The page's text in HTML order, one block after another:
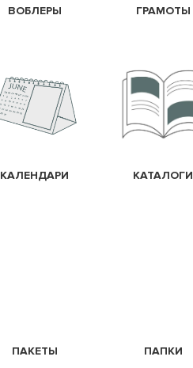
ВОБЛЕРЫ ГРАМОТЫ
КАЛЕНДАРИ КАТАЛОГИ
ПАКЕТЫ ПАПКИ